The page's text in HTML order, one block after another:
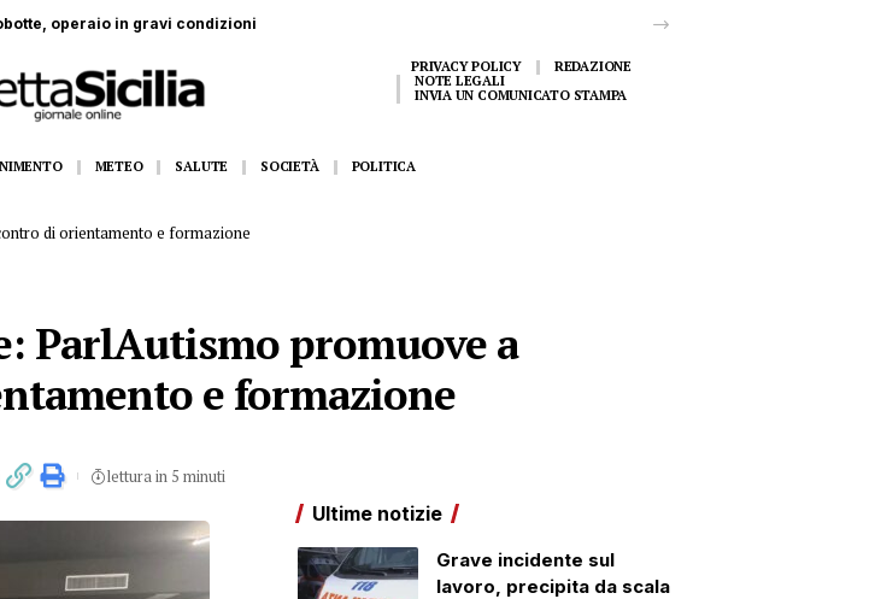
operaio in gravi condizioni
PRIVACY POLICY
REDAZIONE
NOTE LEGALI
INVIA UN COMUNICATO STAMPA
METEO SALUTE SOCIETÀ POLITICA
di orientamento e formazione
ParlAutismo promuove a
e formazione
lettura in 5 minuti
Ultime notizie
Grave incidente sul
lavoro, precipita da scala